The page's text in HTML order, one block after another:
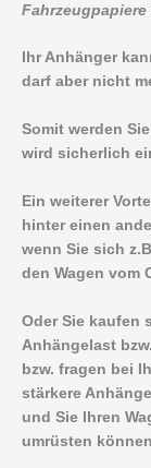
Ihr Anhänger
darf aber nicht
Somit werden
wird sicherlich
Ein weiterer
hinter einen
wenn Sie sich
den Wagen vom
Oder Sie kaufen
Anhängelast
bzw. fragen bei
stärkere
und Sie Ihren
umrüsten